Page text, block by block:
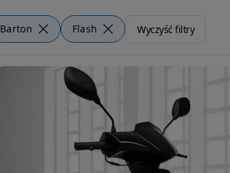
Barton Flash Wyczyść filtry